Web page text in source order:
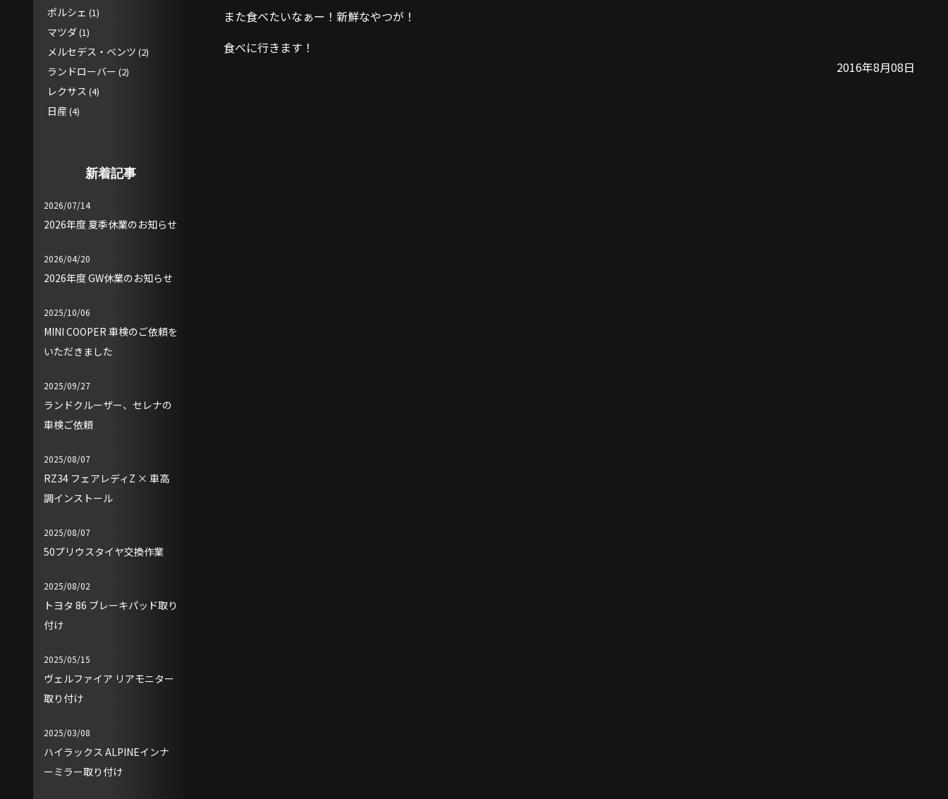
また食べたいなぁー！新鮮なやつが！
食べに行きます！
2016年8月08日
ポルシェ (1)
マツダ (1)
メルセデス・ベンツ (2)
ランドローバー (2)
レクサス (4)
日産(4)
新着記事
2026/07/14
2026年度 夏季休業のお知らせ
2026/04/20
2026年度 GW休業のお知らせ
2025/10/06
MINI COOPER 車検のご依頼を
いただきました
2025/09/27
ランドクルーザー、セレナの
車検ご依頼
2025/08/07
RZ34 フェアレディZ × 車高
調インストール
2025/08/07
50プリウスタイヤ交換作業
2025/08/02
トヨタ 86 ブレーキパッド取り
付け
2025/05/15
ヴェルファイア リアモニター
取り付け
2025/03/08
ハイラックス ALPINEインナ
ーミラー取り付け